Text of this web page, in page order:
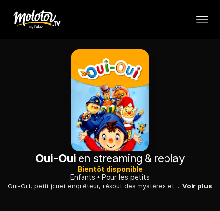
Oui-Ouien streaming & replay
Bientôt disponible
Enfants
Pour les petits
Oui-Oui, petit jouet enquêteur, résout des mystères et des énigmes et révèle au grand jour les secrets de Toyland, un monde peuplé de jouets de tailles et de formes différentes. Voir plus